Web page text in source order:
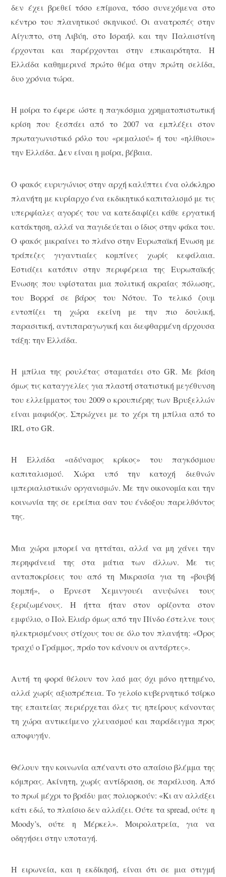
δεν έχει βρεθεί τόσο επίμονα, τόσο συνεχόμενα στο
κέντρο του πλανητικού σκηνικού. Οι ανατροπές στην
Αίγυπτο, στη Λιβύη, στο Ισραήλ και την Παλαιστίνη
έρχονται και παρέρχονται στην επικαιρότητα. Η
Ελλάδα καθημερινά πρώτο θέμα στην πρώτη σελίδα,
δυο χρόνια τώρα.
Η μοίρα το έφερε ώστε η παγκόσμια χρηματοπιστωτική
κρίση που ξεσπάει από το 2007 να εμπλέξει στον
πρωταγωνιστικό ρόλο του «ρεμαλιού» ή του «ηλίθιου»
την Ελλάδα. Δεν είναι η μοίρα, βέβαια.
Ο φακός ευρυγώνιος στην αρχή καλύπτει ένα ολόκληρο
πλανήτη με κυρίαρχο ένα εκδικητικό καπιταλισμό με τις
υπερφίαλες αγορές του να κατεδαφίζει κάθε εργατική
κατάκτηση, αλλά να παγιδεύεται ο ίδιος στην φάκα του.
Ο φακός μικραίνει το πλάνο στην Ευρωπαϊκή Ένωση με
τράπεζες γιγαντιαίες κομπίνες χωρίς κεφάλαια.
Εστιάζει κατόπιν στην περιφέρεια της Ευρωπαϊκής
Ένωσης που υφίσταται μια πολιτική ακραίας πόλωσης,
του Βορρά σε βάρος του Νότου. Το τελικό ζουμ
εντοπίζει τη χώρα εκείνη με την πιο δουλική,
παρασιτική, αντιπαραγωγική και διεφθαρμένη άρχουσα
τάξη: την Ελλάδα.
Η μπίλια της ρουλέτας σταματάει στo GR. Mε βάση
όμως τις καταγγελίες για πλαστή στατιστική μεγέθυνση
του ελλείμματος του 2009 ο κρουπιέρης των Βρυξελλών
είναι μαφιόζος. Σπρώχνει με το χέρι τη μπίλια από το
IRL στο GR.
Η Ελλάδα «αδύναμος κρίκος» του παγκόσμιου
καπιταλισμού. Χώρα υπό την κατοχή διεθνών
ιμπεριαλιστικών οργανισμών. Με την οικονομία και την
κοινωνία της σε ερείπια σαν του ένδοξου παρελθόντος
της.
Μια χώρα μπορεί να ηττάται, αλλά να μη χάνει την
περηφάνειά της στα μάτια των άλλων. Με τις
ανταποκρίσεις του από τη Μικρασία για τη «βουβή
πομπή», ο Έρνεστ Χεμινγουέι ανυψώνει τους
ξεριζωμένους. Η ήττα ήταν στον ορίζοντα στον
εμφύλιο, ο Πολ Ελιάρ όμως από την Πίνδο έστελνε τους
ηλεκτρισμένους στίχους του σε όλο τον πλανήτη: «Όρος
τραχύ ο Γράμμος, πράο τον κάνουν οι αντάρτες».
Αυτή τη φορά θέλουν τον λαό μας όχι μόνο ηττημένο,
αλλά χωρίς αξιοπρέπεια. Το γελοίο κυβερνητικό τσίρκο
της επαιτείας περιέρχεται όλες τις ηπείρους κάνοντας
τη χώρα αντικείμενο χλευασμού και παράδειγμα προς
αποφυγήν.
Θέλουν την κοινωνία απέναντι στο απαίσιο βλέμμα της
κόμπρας. Ακίνητη, χωρίς αντίδραση, σε παράλυση. Από
το πρωί μέχρι το βράδυ μας πολιορκούν: «Κι αν αλλάξει
κάτι εδώ, το πλαίσιο δεν αλλάζει. Ούτε τα spread, ούτε η
Moody’s, ούτε η Μέρκελ». Μοιρολατρεία, για να
οδηγήσει στην υποταγή.
Η ειρωνεία, και η εκδίκησή, είναι ότι σε μια στιγμή